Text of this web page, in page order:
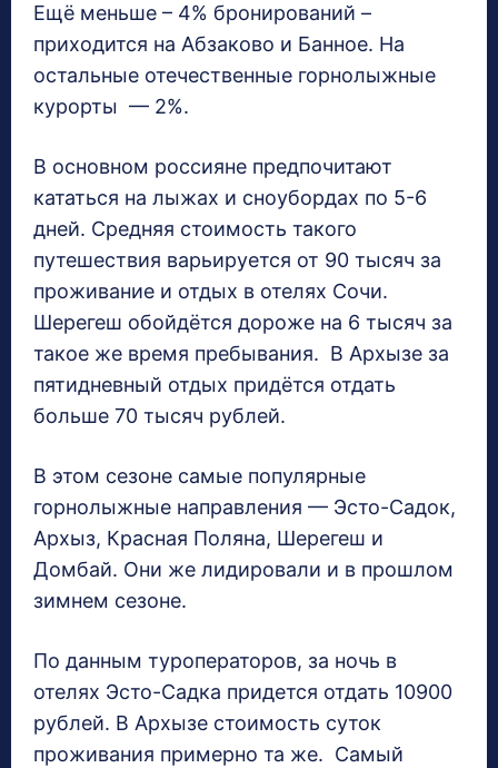
Ещё меньше – 4% бронирований –
приходится на Абзаково и Банное. На
остальные отечественные горнолыжные
курорты — 2%.
В основном россияне предпочитают
кататься на лыжах и сноубордах по 5-6
дней. Средняя стоимость такого
путешествия варьируется от 90 тысяч за
проживание и отдых в отелях Сочи.
Шерегеш обойдётся дороже на 6 тысяч за
такое же время пребывания. В Архызе за
пятидневный отдых придётся отдать
больше 70 тысяч рублей.
В этом сезоне самые популярные
горнолыжные направления — Эсто-Садок,
Архыз, Красная Поляна, Шерегеш и
Домбай. Они же лидировали и в прошлом
зимнем сезоне.
По данным туроператоров, за ночь в
отелях Эсто-Садка придется отдать 10900
рублей. В Архызе стоимость суток
проживания примерно та же. Самый